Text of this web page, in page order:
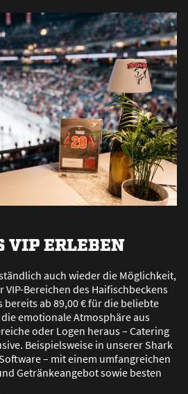
VIP ERLEBEN
auch wieder die Möglichkeit,
VIP-Bereichen des Haifischbeckens
bereits ab 89,00 € für die beliebte
emotionale Atmosphäre aus
oder Logen heraus – Catering
Beispielsweise in unserer Shark
– mit einem umfangreichen
Getränkeangebot sowie besten